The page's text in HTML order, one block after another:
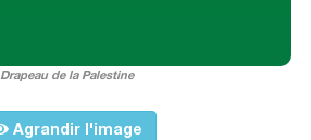
Drapeau de la Palestine
Agrandir l'image